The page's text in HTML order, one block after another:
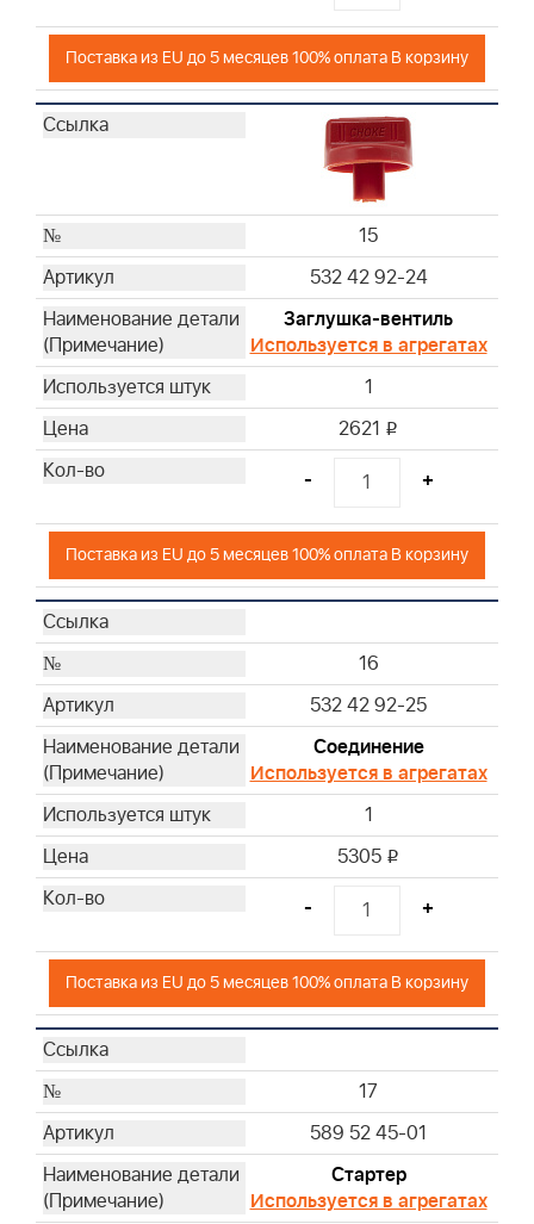
Поставка из EU до 5 месяцев 100% оплата В корзину
15
532 42 92-24
Заглушка-вентиль
Используется в агрегатах
1
2621 i
- +
Поставка из EU до 5 месяцев 100% оплата В корзину
16
532 42 92-25
Соединение
Используется в агрегатах
1
5305 i
- +
Поставка из EU до 5 месяцев 100% оплата В корзину
17
589 52 45-01
Стартер
Используется в агрегатах